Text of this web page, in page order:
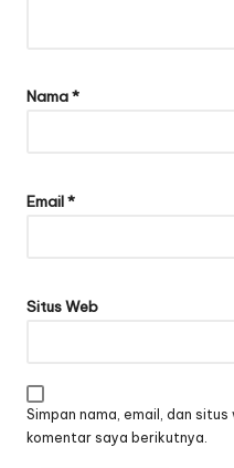
Nama*
Email*
Situs Web
Simpan nama, email, dan
komentar saya berikutnya.